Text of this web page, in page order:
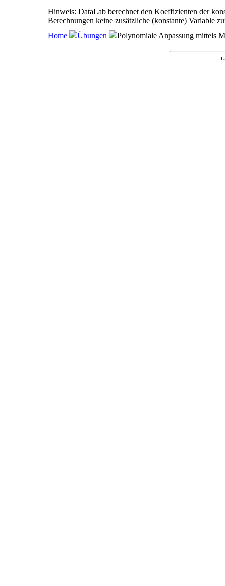
Hinweis: DataLab berechnet den Koeffizienten der
Berechnungen keine zusätzliche (konstante) Variable
Home
Übungen Polynomiale Anpassung mittels